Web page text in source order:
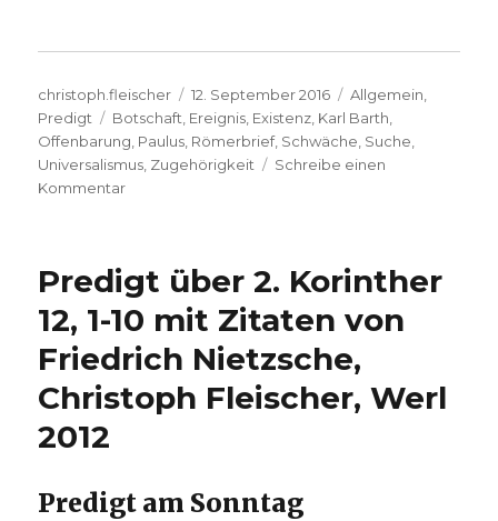
Autor
christoph.fleischer
Veröffentlicht
am
12. September 2016 Kategorien
Allgemein
Predigt
Schlagwörter
Botschaft Ereignis Existenz Karl Barth
Offenbarung Paulus Römerbrief, Schwäche Suche
Universalismus Zugehörigkeit
Schreibe einen
Kommentarzu
10,
9-
18,
Christoph
Fleischer,
Welver
Predigt über 2. Korinther
12, 1-10 mit Zitaten von
Friedrich Nietzsche,
Christoph Fleischer, Werl
2012
Predigt am Sonntag